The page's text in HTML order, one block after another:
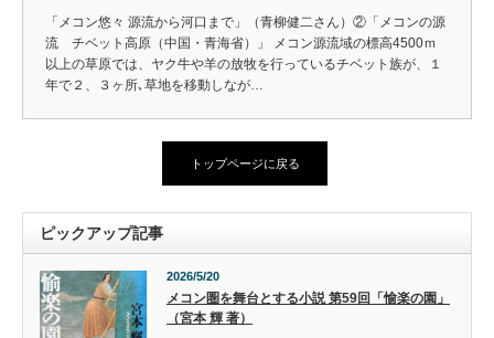
「メコン悠々 源流から河口まで」（青柳健二さん）②「メコンの源
流 チベット高原（中国・青海省）」 メコン源流域の標高4500ｍ
以上の草原では、ヤク牛や羊の放牧を行っているチベット族が、１
年で２、３ヶ所､草地を移動しなが…
トップページに戻る
ピックアップ記事
2026/5/20
メコン圏を舞台とする小説 第59回「愉楽の園」
（宮本 輝 著）